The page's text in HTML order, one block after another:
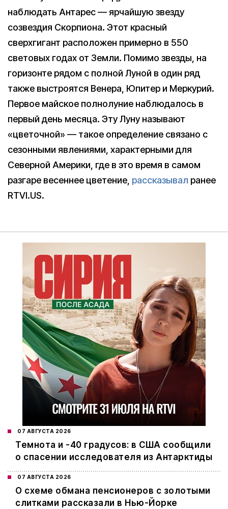
наблюдать Антарес — ярчайшую звезду
созвездия Скорпиона. Этот красный
сверхгигант расположен примерно в 550
световых годах от Земли. Помимо звезды, на
горизонте рядом с полной Луной в один ряд
также выстроятся Венера, Юпитер и Меркурий.
Первое майское полнолуние наблюдалось в
первый день месяца. Эту Луну называют
«цветочной» — такое определение связано с
сезонными явлениями, характерными для
Северной Америки, где в это время в самом
разгаре весеннее цветение, рассказывал ранее
RTVI.US.
07 АВГУСТА 2026
Темнота и -40 градусов: в США сообщили
о спасении исследователя из Антарктиды
07 АВГУСТА 2026
О схеме обмана пенсионеров с золотыми
слитками рассказали в Нью-Йорке